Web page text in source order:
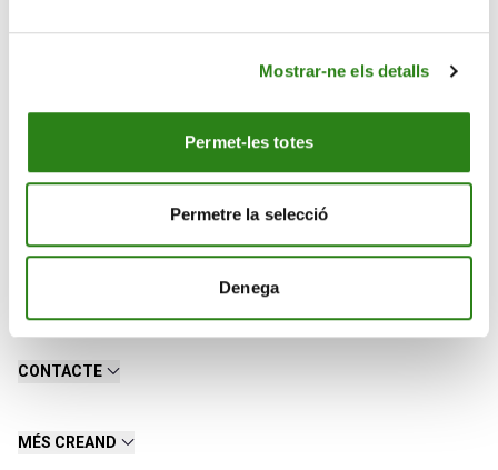
Mostrar-ne els detalls
Permet-les totes
Permetre la selecció
Denega
CONTACTE
MÉS CREAND